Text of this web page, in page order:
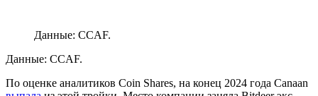
Данные: CCAF.
Данные: CCAF.
По оценке аналитиков Coin Shares, на конец 2024 года Canaan